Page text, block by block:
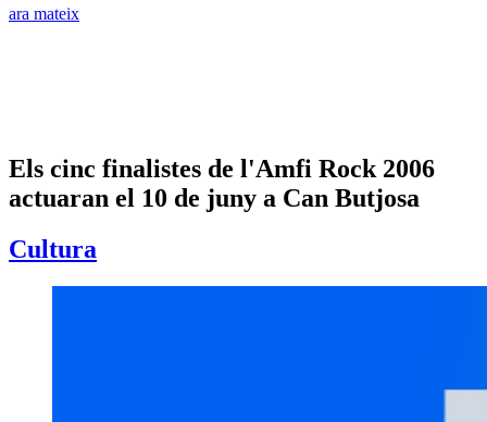
ara mateix
Els cinc finalistes de l'Amfi Rock 2006
actuaran el 10 de juny a Can Butjosa
Cultura